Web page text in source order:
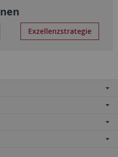
Exzellenzstrategie